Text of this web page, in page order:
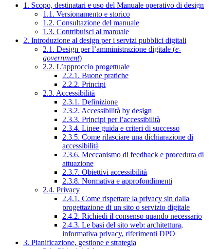
1. Scopo, destinatari e uso del Manuale operativo di design
1.1. Versionamento e storico
1.2. Consultazione del manuale
1.3. Contribuisci al manuale
2. Introduzione al design per i servizi pubblici digitali
2.1. Design per l’amministrazione digitale (e-
government)
2.2. L’approccio progettuale
2.2.1. Buone pratiche
2.2.2. Principi
2.3. Accessibilità
2.3.1. Definizione
2.3.2. Accessibilità by design
2.3.3. Principi per l’accessibilità
2.3.4. Linee guida e criteri di successo
2.3.5. Come rilasciare una dichiarazione di
accessibilità
2.3.6. Meccanismo di feedback e procedura di
attuazione
2.3.7. Obiettivi accessibilità
2.3.8. Normativa e approfondimenti
2.4. Privacy
2.4.1. Come rispettare la privacy sin dalla
progettazione di un sito o servizio digitale
2.4.2. Richiedi il consenso quando necessario
2.4.3. Le basi del sito web: architettura,
informativa privacy, riferimenti DPO
3. Pianificazione, gestione e strategia